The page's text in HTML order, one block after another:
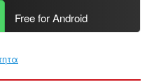
Free for Android